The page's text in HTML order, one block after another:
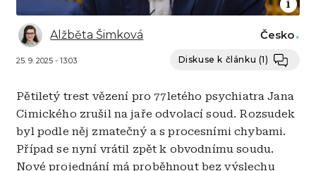
Alžběta Šimková
25. 9. 2025 - 13:03
Česko
Diskuse k článku (1)
Pětiletý trest vězení pro 77letého psychiatra Jana
Cimického zrušil na jaře odvolací soud. Rozsudek
byl podle něj zmatečný a s procesními chybami.
Případ se nyní vrátil zpět k obvodnímu soudu.
Nové projednání má proběhnout bez výslechu